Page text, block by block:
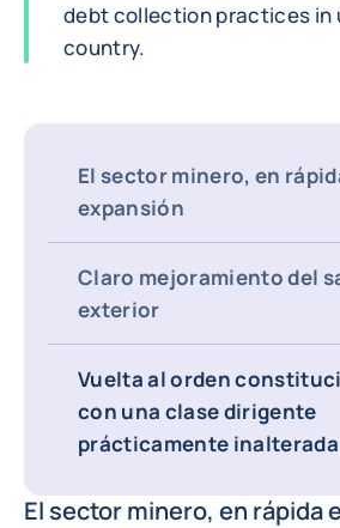
debt collection practices in
country.
El sector minero, en
expansión
Claro mejoramiento del
exterior
Vuelta al orden
con una clase dirigente
prácticamente inalterada
El sector minero, en rápida